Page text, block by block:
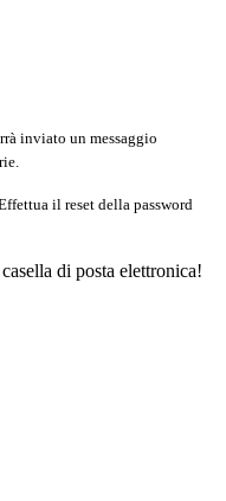
inviato un messaggio
il reset della password
di posta elettronica!